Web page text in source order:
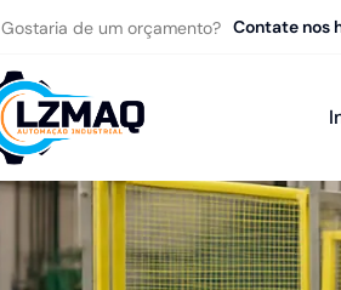
Gostaria de um orçamento? Contate nos